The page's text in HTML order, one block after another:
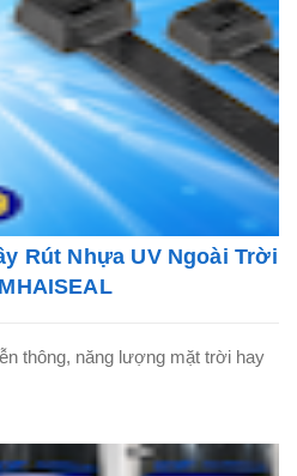
Rút Nhựa UV Ngoài Trời
thông, năng lượng mặt trời hay